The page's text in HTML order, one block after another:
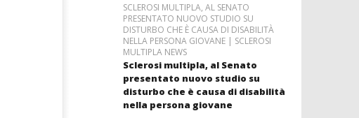
SCLEROSI MULTIPLA, AL SENATO
PRESENTATO NUOVO STUDIO SU
DISTURBO CHE È CAUSA DI DISABILITÀ
NELLA PERSONA GIOVANE | SCLEROSI
MULTIPLA NEWS
Sclerosi multipla, al Senato
presentato nuovo studio su
disturbo che è causa di disabilità
nella persona giovane